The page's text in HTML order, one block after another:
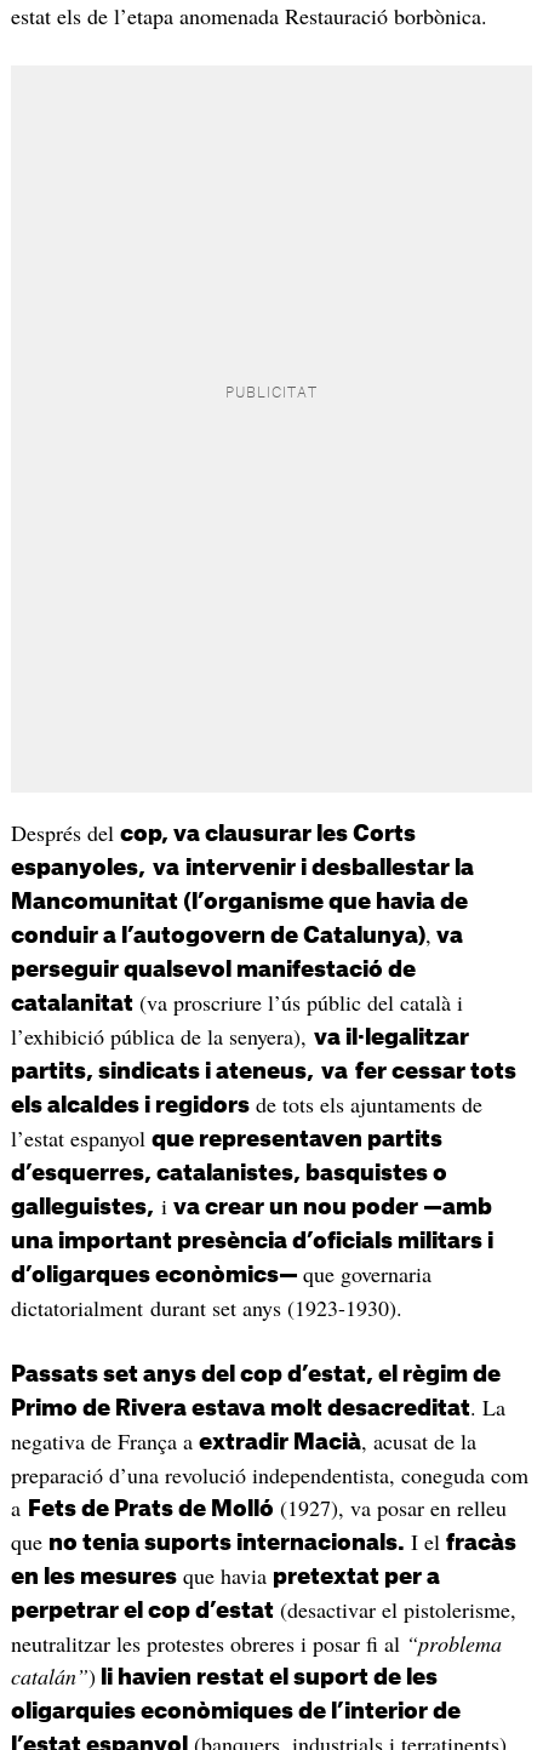
estat els de l’etapa anomenada Restauració borbònica.
Després del cop, va clausurar les Corts
espanyoles, va intervenir i desballestar la
Mancomunitat (l’organisme que havia de
conduir a l’autogovern de Catalunya), va
perseguir qualsevol manifestació de
catalanitat(va proscriure l’ús públic del català i
l’exhibició pública de la senyera), va il·legalitzar
partits, sindicats i ateneus, va fer cessar tots
els alcaldes i regidorsde tots els ajuntaments de
l’estat espanyol que representaven partits
d’esquerres, catalanistes, basquistes o
galleguistes, i va crear un nou poder —amb
una important presència d’oficials militars i
d’oligarques econòmics— que governaria
dictatorialment durant set anys (1923-1930).
Passats set anys del cop d’estat, el règim de
Primo de Rivera estava molt desacreditat. La
negativa de França a extradir Macià, acusat de la
preparació d’una revolució independentista, coneguda com
a Fets de Prats de Molló (1927), va posar en relleu
que no tenia suports internacionals. I el fracàs
en les mesuresque havia pretextat per a
perpetrar el cop d’estat(desactivar el pistolerisme,
neutralitzar les protestes obreres i posar fi al “problema
catalán”)li havien restat el suport de les
oligarquies econòmiques de l’interior de
l’estat espanyol (banquers, industrials i terratinents).